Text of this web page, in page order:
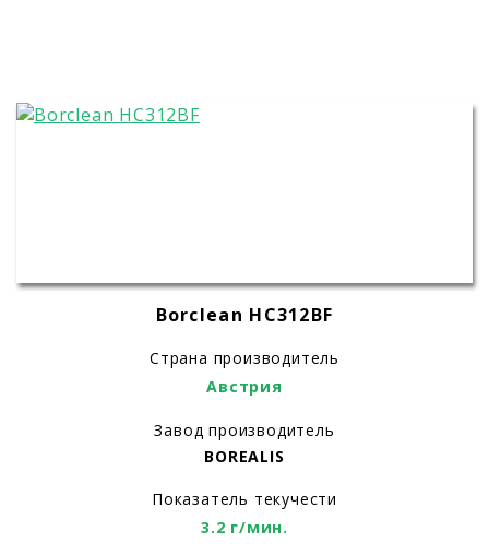
Borclean HC312BF
Страна производитель
Австрия
Завод производитель
BOREALIS
Показатель текучести
3.2 г/мин.